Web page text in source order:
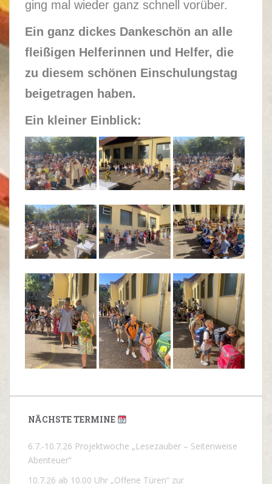
ging mal wieder ganz schnell vorüber.
Ein ganz dickes Dankeschön an alle
fleißigen Helferinnen und Helfer, die
zu diesem schönen Einschulungstag
beigetragen haben.
Ein kleiner Einblick:
NÄCHSTE TERMINE
6.7.-10.7.26 Projektwoche „Lesezauber – Seitenweise
Abenteuer“
10.7.26 ab 10.00 Uhr „Offene Türen“ zur